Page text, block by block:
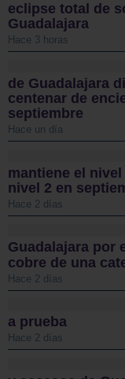
eclipse total de
Guadalajara
Hace 3 horas
de Guadalajara
centenar de
septiembre
Hace un día
mantiene el
nivel 2 en
Hace 2 días
Guadalajara por
cobre de una
Hace 2 días
a prueba
Hace 2 días